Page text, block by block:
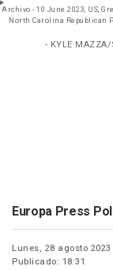
Archivo - 10 June 2023, US,
North Carolina Republican
- KYLE
Europa Press
Lunes, 28 agosto 2023
Publicado: 18:31